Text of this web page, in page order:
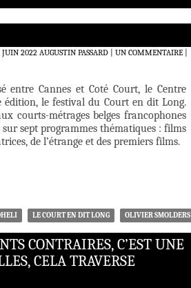
JUIN 2022 AUGUSTIN PASSARD UN COMMENTAIRE|
entre Cannes et Coté Court, le Centre
édition, le festival du Court en dit Long.
courts-métrages belges francophones
sept programmes thématiques : films
de l’étrange et des premiers films.
LE COURT EN DIT LONG OLIVIER SMOLDERS
CONTRAIRES, C’EST UNE
CELA TRAVERSE